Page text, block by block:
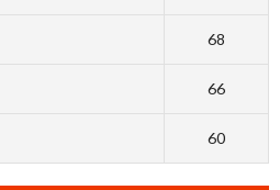
68
66
60